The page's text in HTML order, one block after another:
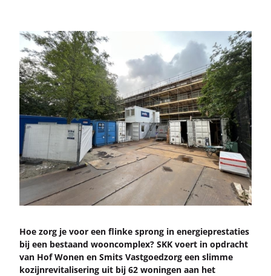
Hoe zorg je voor een flin­ke sprong in ener­gie­pres­ta­ties
bij een be­staand woon­com­plex? SKK voert in op­dracht
van Hof Wonen en Smits Vast­goed­zorg een slim­me
ko­zijn­re­vi­ta­li­se­ring uit bij 62 wo­nin­gen aan het